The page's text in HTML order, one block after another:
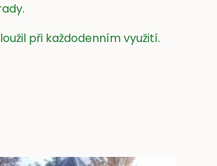
při každodenním využití.